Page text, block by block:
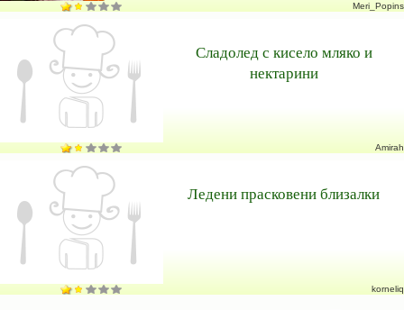
Meri_Popins
Сладолед с кисело мляко и
нектарини
Amirah
Ледени прасковени близалки
korneliq